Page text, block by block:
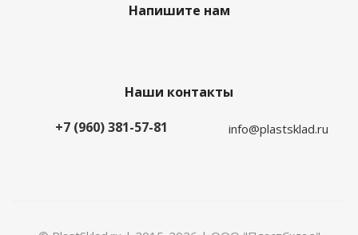
Напишите нам
Наши контакты
+7 (960) 381-57-81
info@plastsklad.ru